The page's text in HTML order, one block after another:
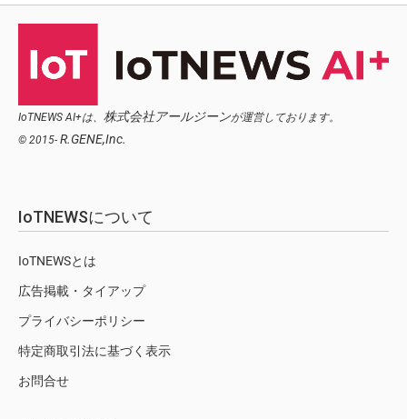
IoTNEWS AI+は、 株式会社アールジーンが運営しております。
© 2015- R.GENE,Inc.
IoTNEWSについて
IoTNEWSとは
広告掲載・タイアップ
プライバシーポリシー
特定商取引法に基づく表示
お問合せ